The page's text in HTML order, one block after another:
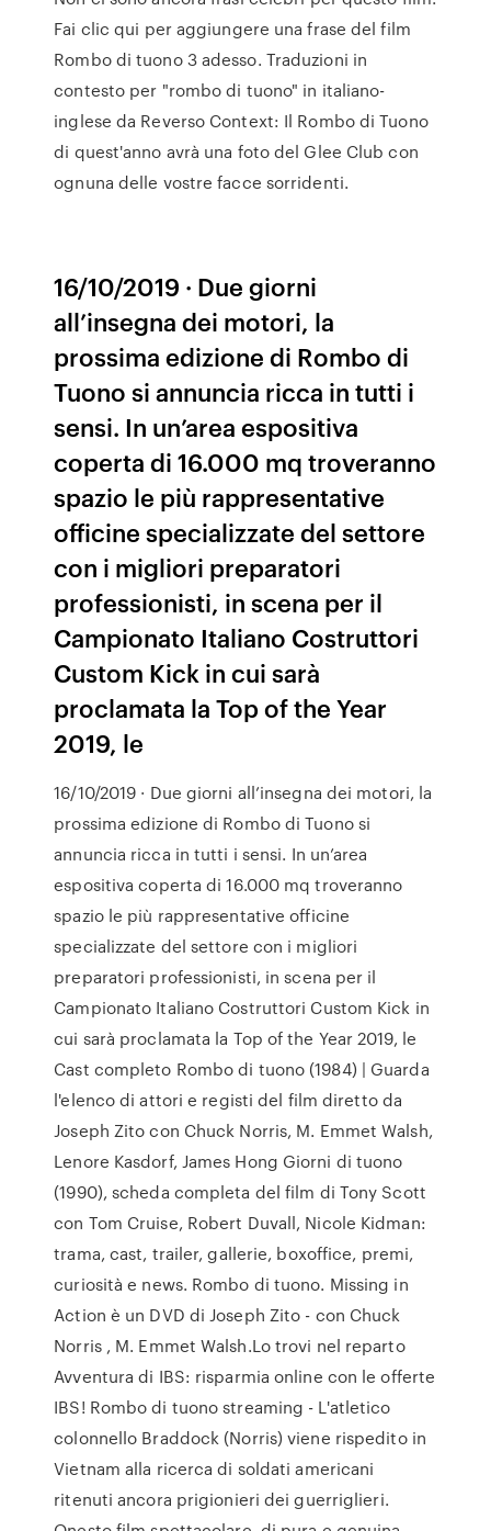
Fai clic qui per aggiungere una frase del film
Rombo di tuono 3 adesso. Traduzioni in
contesto per "rombo di tuono" in italiano-
inglese da Reverso Context: Il Rombo di Tuono
di quest'anno avrà una foto del Glee Club con
ognuna delle vostre facce sorridenti.
16/10/2019 · Due giorni
all’insegna dei motori, la
prossima edizione di Rombo di
Tuono si annuncia ricca in tutti i
sensi. In un’area espositiva
coperta di 16.000 mq troveranno
spazio le più rappresentative
officine specializzate del settore
con i migliori preparatori
professionisti, in scena per il
Campionato Italiano Costruttori
Custom Kick in cui sarà
proclamata la Top of the Year
2019, le
16/10/2019 · Due giorni all’insegna dei motori, la
prossima edizione di Rombo di Tuono si
annuncia ricca in tutti i sensi. In un’area
espositiva coperta di 16.000 mq troveranno
spazio le più rappresentative officine
specializzate del settore con i migliori
preparatori professionisti, in scena per il
Campionato Italiano Costruttori Custom Kick in
cui sarà proclamata la Top of the Year 2019, le
Cast completo Rombo di tuono (1984) | Guarda
l'elenco di attori e registi del film diretto da
Joseph Zito con Chuck Norris, M. Emmet Walsh,
Lenore Kasdorf, James Hong Giorni di tuono
(1990), scheda completa del film di Tony Scott
con Tom Cruise, Robert Duvall, Nicole Kidman:
trama, cast, trailer, gallerie, boxoffice, premi,
curiosità e news. Rombo di tuono. Missing in
Action è un DVD di Joseph Zito - con Chuck
Norris , M. Emmet Walsh.Lo trovi nel reparto
Avventura di IBS: risparmia online con le offerte
IBS! Rombo di tuono streaming - L'atletico
colonnello Braddock (Norris) viene rispedito in
Vietnam alla ricerca di soldati americani
ritenuti ancora prigionieri dei guerriglieri.